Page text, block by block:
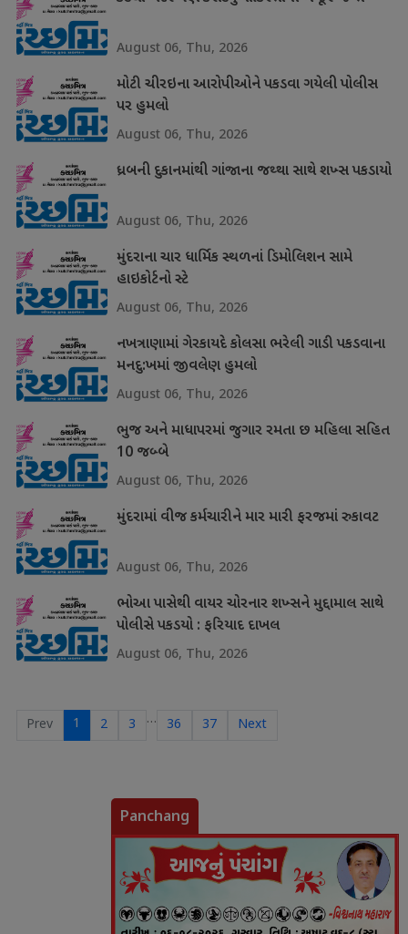
August 06, Thu, 2026
મોટી ચીરઇના આરોપીઓને પકડવા ગયેલી પોલીસ
પર હુમલો
August 06, Thu, 2026
ધ્રબની દુકાનમાંથી ગાંજાના જથ્થા સાથે શખ્સ પકડાયો
August 06, Thu, 2026
મુંદરાના ચાર ધાર્મિક સ્થળનાં ડિમોલિશન સામે
હાઇકોર્ટનો સ્ટે
August 06, Thu, 2026
નખત્રાણામાં ગેરકાયદે કોલસા ભરેલી ગાડી પકડવાના
મનદુ:ખમાં જીવલેણ હુમલો
August 06, Thu, 2026
ભુજ અને માધાપરમાં જુગાર રમતા છ મહિલા સહિત
10 જબ્બે
August 06, Thu, 2026
મુંદરામાં વીજ કર્મચારીને માર મારી ફરજમાં રુકાવટ
August 06, Thu, 2026
ભોઆ પાસેથી વાયર ચોરનાર શખ્સને મુદ્દામાલ સાથે
પોલીસે પકડયો : ફરિયાદ દાખલ
August 06, Thu, 2026
Prev 1 2 3 … 36 37 Next
Panchang